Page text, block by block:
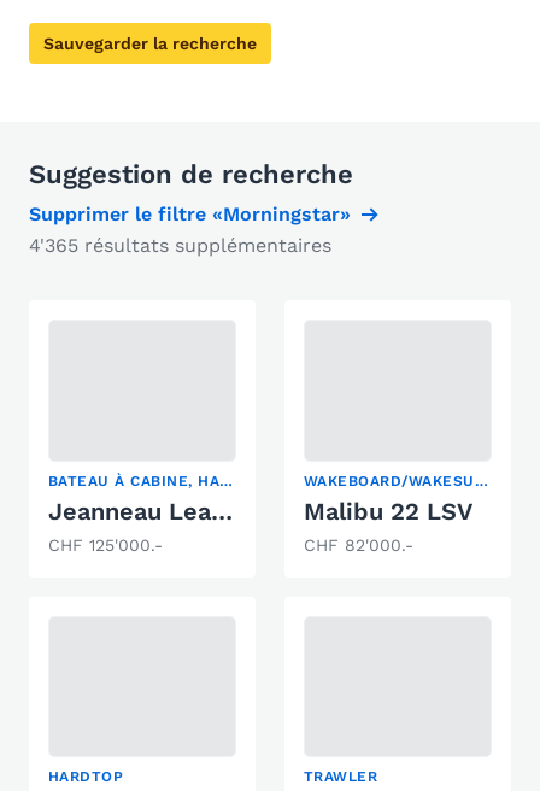
Sauvegarder la recherche
Suggestion de recherche
Supprimer le filtre «Morningstar»
4'365 résultats supplémentaires
BATEAU À CABINE, HARDTOP, YACHT À MOTEUR
Jeanneau Leader 10
CHF 125'000.-
WAKEBOARD/WAKESURF
Malibu 22 LSV
CHF 82'000.-
HARDTOP TRAWLER